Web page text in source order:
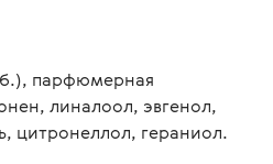
парфюмерная
линалоол, эвгенол,
цитронеллол, гераниол.